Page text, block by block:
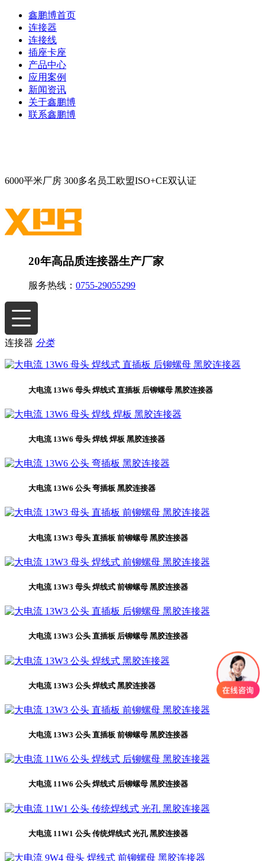
鑫鹏博首页
连接器
连接线
插座卡座
产品中心
应用案例
新闻资讯
关于鑫鹏博
联系鑫鹏博
6000平米厂房 300多名员工欧盟ISO+CE双认证
20年高品质连接器生产厂家
服务热线： 0755-29055299
连接器 分类
大电流 13W6 母头 焊线式 直插板 后铆螺母 黑胶连接器
大电流 13W6 母头 焊线 焊板 黑胶连接器
大电流 13W6 公头 弯插板 黑胶连接器
大电流 13W3 母头 直插板 前铆螺母 黑胶连接器
大电流 13W3 母头 焊线式 前铆螺母 黑胶连接器
大电流 13W3 公头 直插板 后铆螺母 黑胶连接器
大电流 13W3 公头 焊线式 黑胶连接器
大电流 13W3 公头 直插板 前铆螺母 黑胶连接器
大电流 11W6 公头 焊线式 后铆螺母 黑胶连接器
大电流 11W1 公头 传统焊线式 光孔 黑胶连接器